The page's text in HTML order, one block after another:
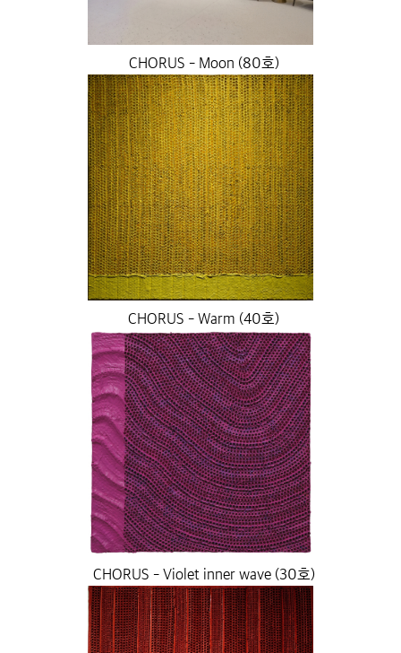
CHORUS - Moon (80호)
CHORUS - Warm (40호)
CHORUS - Violet inner wave (30호)